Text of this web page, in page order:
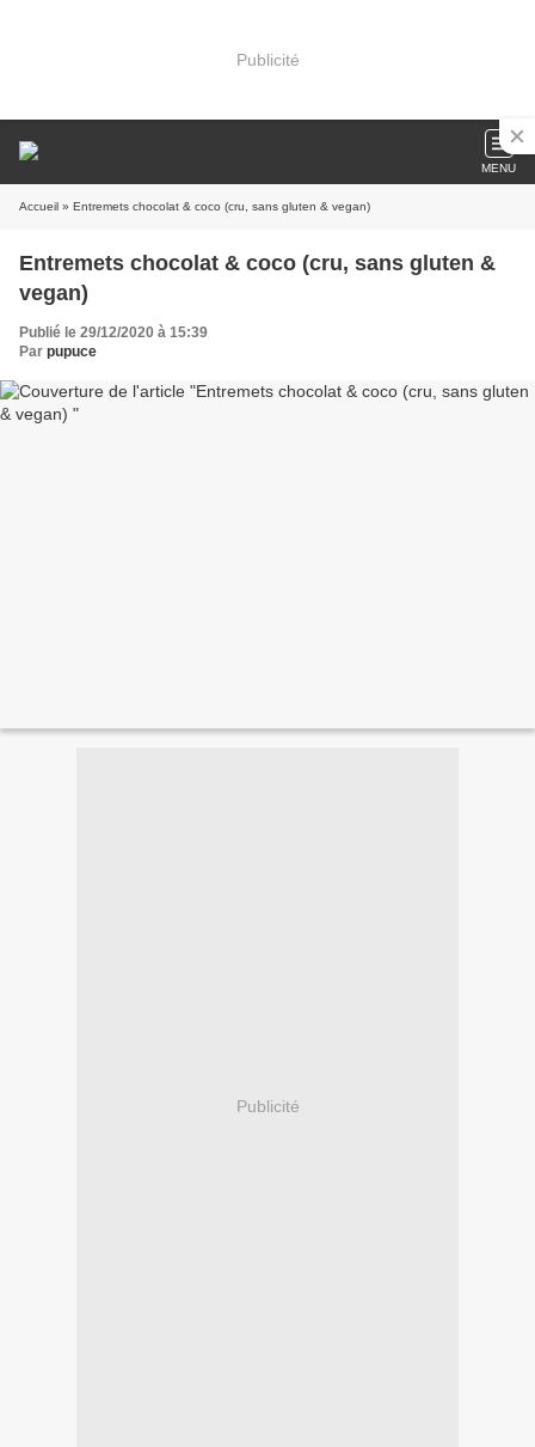
Publicité
MENU
Accueil » Entremets chocolat & coco (cru, sans gluten & vegan)
Entremets chocolat & coco (cru, sans gluten &
vegan)
Publié le 29/12/2020 à 15:39
Par pupuce
Publicité